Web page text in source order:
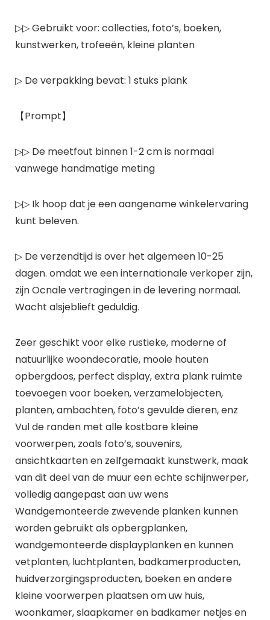
▷▷ Gebruikt voor: collecties, foto’s, boeken,
kunstwerken, trofeeën, kleine planten
▷ De verpakking bevat: 1 stuks plank
【Prompt】
▷▷ De meetfout binnen 1-2 cm is normaal
vanwege handmatige meting
▷▷ Ik hoop dat je een aangename winkelervaring
kunt beleven.
▷ De verzendtijd is over het algemeen 10-25
dagen. omdat we een internationale verkoper zijn,
zijn Ocnale vertragingen in de levering normaal.
Wacht alsjeblieft geduldig.
Zeer geschikt voor elke rustieke, moderne of
natuurlijke woondecoratie, mooie houten
opbergdoos, perfect display, extra plank ruimte
toevoegen voor boeken, verzamelobjecten,
planten, ambachten, foto’s gevulde dieren, enz
Vul de randen met alle kostbare kleine
voorwerpen, zoals foto’s, souvenirs,
ansichtkaarten en zelfgemaakt kunstwerk, maak
van dit deel van de muur een echte schijnwerper,
volledig aangepast aan uw wens
Wandgemonteerde zwevende planken kunnen
worden gebruikt als opbergplanken,
wandgemonteerde displayplanken en kunnen
vetplanten, luchtplanten, badkamerproducten,
huidverzorgingsproducten, boeken en andere
kleine voorwerpen plaatsen om uw huis,
woonkamer, slaapkamer en badkamer netjes en